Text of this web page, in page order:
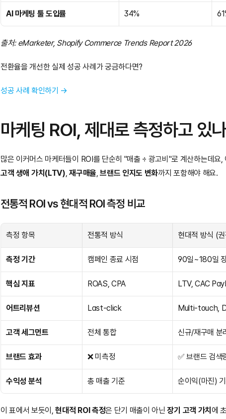
AI 마케팅 툴 도입률 34%
출처: eMarketer, Shopify Commerce Trends Report 2026
전환율을 개선한 실제 성공 사례가 궁금하다면?
성공 사례 확인하기 →
마케팅 ROI, 제대로 측정하고 있
많은 이커머스 마케터들이 ROI를 단순히 "매출 ÷ 광고비"로 계산하는데요
고객 생애 가치(LTV), 재구매율, 브랜드 인지도 변화까지 포함해야 해요.
전통적 ROI vs 현대적 ROI 측정 비교
측정 항목 전통적 방식 현대적 방식 (
측정 기간 캠페인 종료 시점 90일~180일
핵심 지표 ROAS, CPA LTV, CAC
어트리뷰션 Last-click Multi-touch,
고객 세그먼트 전체 통합 신규/재구매 분
브랜드 효과 ❌ 미측정 ✅ 브랜드 검색
수익성 분석 총 매출 기준 순이익(마진)
이 표에서 보듯이, 현대적 ROI 측정은 단기 매출이 아닌 장기 고객 가치 에